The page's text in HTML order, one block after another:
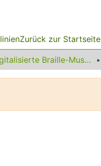
Zurück zur Startseite
Digitalisierte Braille-Musik-Matrizen des VzfB